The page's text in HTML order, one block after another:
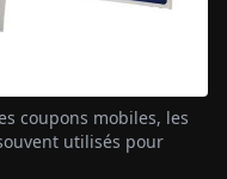
coupons mobiles, les
utilisés pour